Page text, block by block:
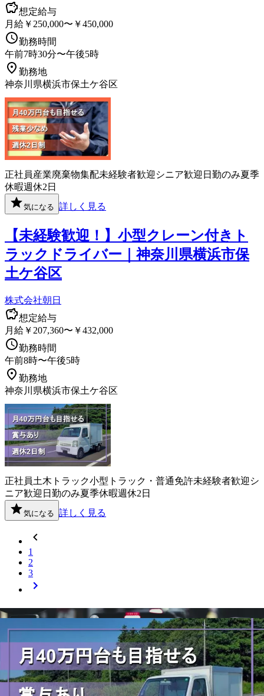
想定給与
月給￥250,000〜￥450,000
勤務時間
午前7時30分〜午後5時
勤務地
神奈川県横浜市保土ケ谷区
正社員産業廃棄物集配未経験者歓迎 シニア歓迎 日勤のみ夏季
休暇週休2日
気になる 詳しく見る
【未経験歓迎！】小型クレーン付きト
ラックドライバー｜神奈川県横浜市保
土ケ谷区
株式会社朝日
想定給与
月給￥207,360〜￥432,000
勤務時間
午前8時〜午後5時
勤務地
神奈川県横浜市保土ケ谷区
正社員土木 トラック小型トラック・普通免許未経験者歓迎 シ
ニア歓迎 日勤のみ夏季休暇週休2日
気になる 詳しく見る
1
2
3
神奈川県内の市区町村のドライバー求
人を探す
横浜市鶴見区横浜市神奈川区横浜市西区横浜市中区横浜市南
横浜市保土ケ谷区横浜市磯子区横浜市金沢区横浜市港北区
横浜市戸塚区横浜市港南区横浜市旭区横浜市緑区 横浜市瀬谷